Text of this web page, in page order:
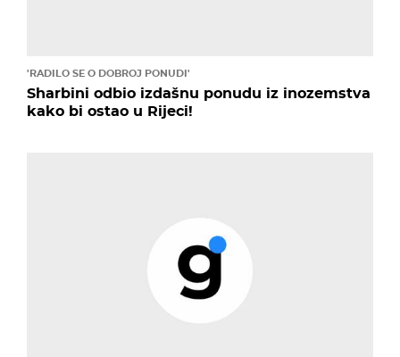
'RADILO SE O DOBROJ PONUDI'
Sharbini odbio izdašnu ponudu iz inozemstva
kako bi ostao u Rijeci!